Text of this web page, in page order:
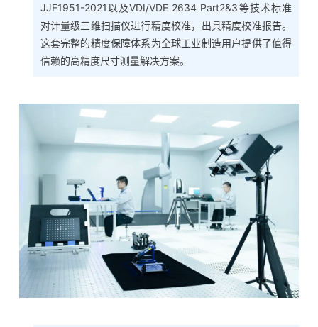
JJF1951-2021以及VDI/VDE 2634 Part2&3等技术标准
对计量级三维扫描仪进行精度校准，出具精度校准报告。
这套完整的精度保障体系为全球工业制造用户提供了值得
信赖的高精度尺寸测量解决方案。